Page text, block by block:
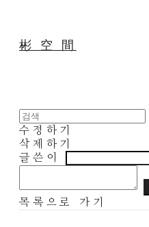
彬 空 間
수정하기
삭제하기
글쓴이
목록으로 가기